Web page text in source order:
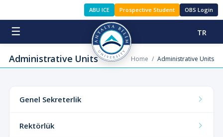
ABU ICE Prospective Student OBS Login
☰ TR
Administrative Units Home / Administrative Units
Genel Sekreterlik
Rektörlük